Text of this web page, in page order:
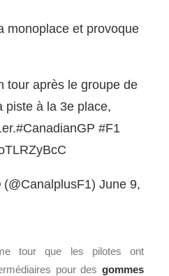
monoplace et provoque
tour après le groupe de
piste à la 3e place,
#CanadianGP #F1
June 9,
tour que les pilotes ont
pour des gommes